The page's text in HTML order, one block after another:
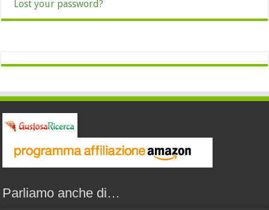
Lost your password?
Parliamo anche di…